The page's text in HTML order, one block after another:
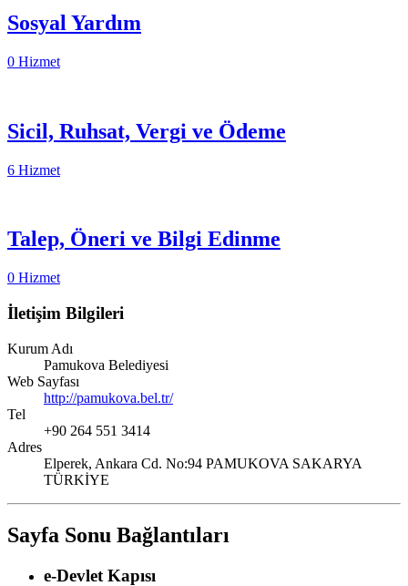
Sosyal Yardım
0 Hizmet
Sicil, Ruhsat, Vergi ve Ödeme
6 Hizmet
Talep, Öneri ve Bilgi Edinme
0 Hizmet
İletişim Bilgileri
Kurum Adı
Pamukova Belediyesi
Web Sayfası
http://pamukova.bel.tr/
Tel
+90 264 551 3414
Adres
Elperek, Ankara Cd. No:94 PAMUKOVA SAKARYA
TÜRKİYE
Sayfa Sonu Bağlantıları
e-Devlet Kapısı